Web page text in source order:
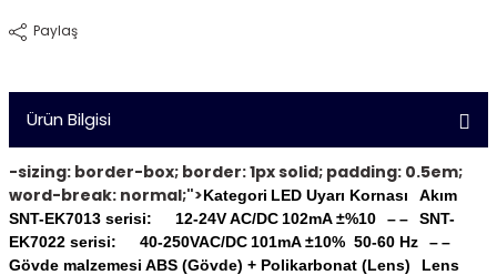
Paylaş
Ürün Bilgisi
-sizing: border-box; border: 1px solid; padding: 0.5em;
word-break: normal;">Kategori LED Uyarı Kornası
Akım
SNT-EK7013 serisi:
12-24V AC/DC 102mA ±%10 ––
SNT-
EK7022 serisi:
40-250VAC/DC 101mA ±10% 50-60 Hz ––
Gövde malzemesi ABS (Gövde) + Polikarbonat (Lens)
Lens